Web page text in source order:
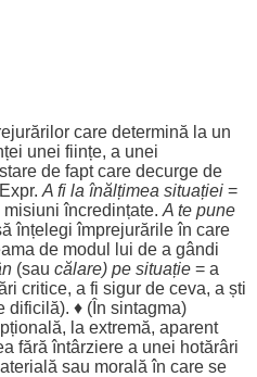
care determină la un
unei ființe, a unei
starede faptcare decurgede
A fi la înălțimea situației=
misiuni încredințate. A te pune
înțelegi împrejurărileîn care
de modul lui de a gândi
(sau călare) pe situație= a
critice, a fi sigurde ceva, a ști
dificilă). ♦ (În sintagma)
, la extremă, aparent
fără întârzierea unei hotărâri
sau morală în care se